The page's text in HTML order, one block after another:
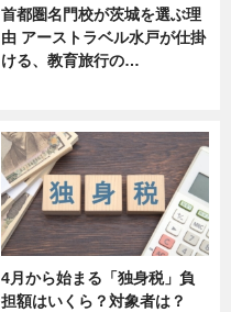
首都圏名門校が茨城を選ぶ理
由 アーストラベル水戸が仕掛
ける、教育旅行の…
4月から始まる「独身税」負
担額はいくら？対象者は？